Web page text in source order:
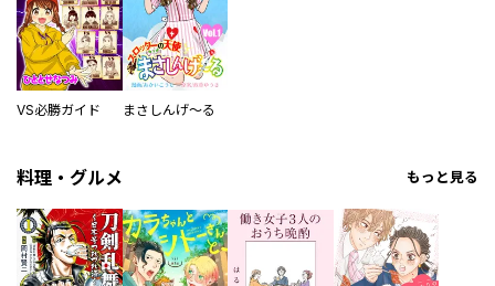
VS必勝ガイド まさしんげ～る
料理・グルメ もっと見る